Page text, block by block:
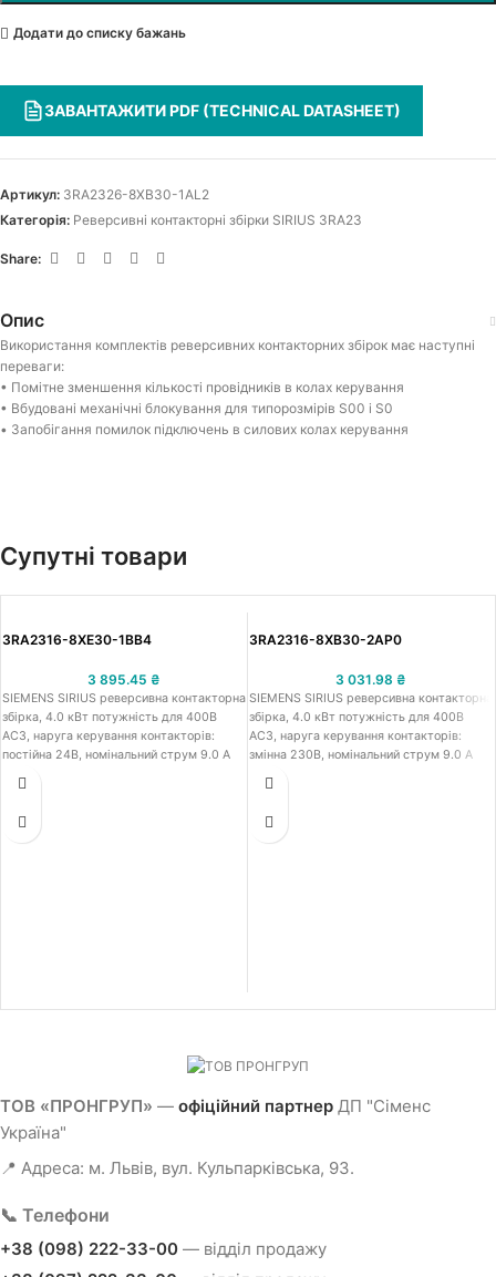
Додати до списку бажань
ЗАВАНТАЖИТИ PDF (TECHNICAL DATASHEET)
Артикул: 3RA2326-8XB30-1AL2
Категорія: Реверсивні контакторні збірки SIRIUS 3RA23
Share:
Опис
Використання комплектів реверсивних контакторних збірок має наступні
переваги:
• Помітне зменшення кількості провідників в колах керування
• Вбудовані механічні блокування для типорозмірів S00 і S0
• Запобігання помилок підключень в силових колах керування
Супутні товари
3RA2316-8XE30-1BB4
3 895.45 ₴
SIEMENS SIRIUS реверсивна контакторна
збірка, 4.0 кВт потужність для 400В
АС3, наруга керування контакторів:
постійна 24В, номінальний струм 9.0 A
типорозмір контакторів у збірці - S00,
взаємоблокування, з виводами контактів
3RA2316-8XB30-2AP0
3 031.98 ₴
SIEMENS SIRIUS реверсивна контакторна
збірка, 4.0 кВт потужність для 400В
АС3, наруга керування контакторів:
змінна 230В, номінальний струм 9.0 A
типорозмір контакторів у збірці - S00,
взаємоблокування
ТОВ «ПРОНГРУП» — офіційний партнер ДП "Сіменс
Україна"
📍 Адреса: м. Львів, вул. Кульпарківська, 93.
📞 Телефони
+38 (098) 222-33-00 — відділ продажу